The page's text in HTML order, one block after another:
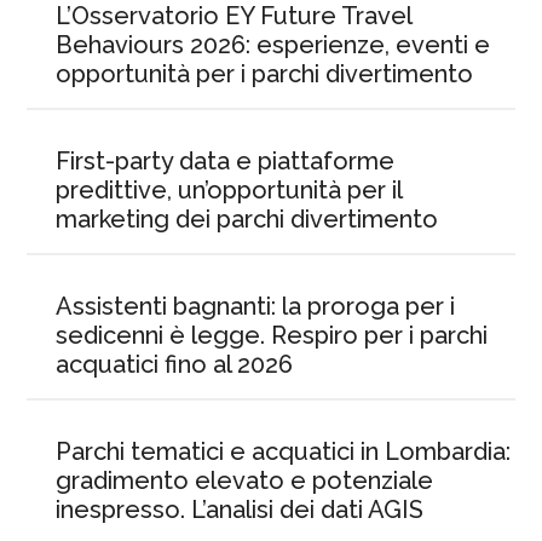
L’Osservatorio EY Future Travel
Behaviours 2026: esperienze, eventi e
opportunità per i parchi divertimento
First-party data e piattaforme
predittive, un’opportunità per il
marketing dei parchi divertimento
Assistenti bagnanti: la proroga per i
sedicenni è legge. Respiro per i parchi
acquatici fino al 2026
Parchi tematici e acquatici in Lombardia:
gradimento elevato e potenziale
inespresso. L’analisi dei dati AGIS